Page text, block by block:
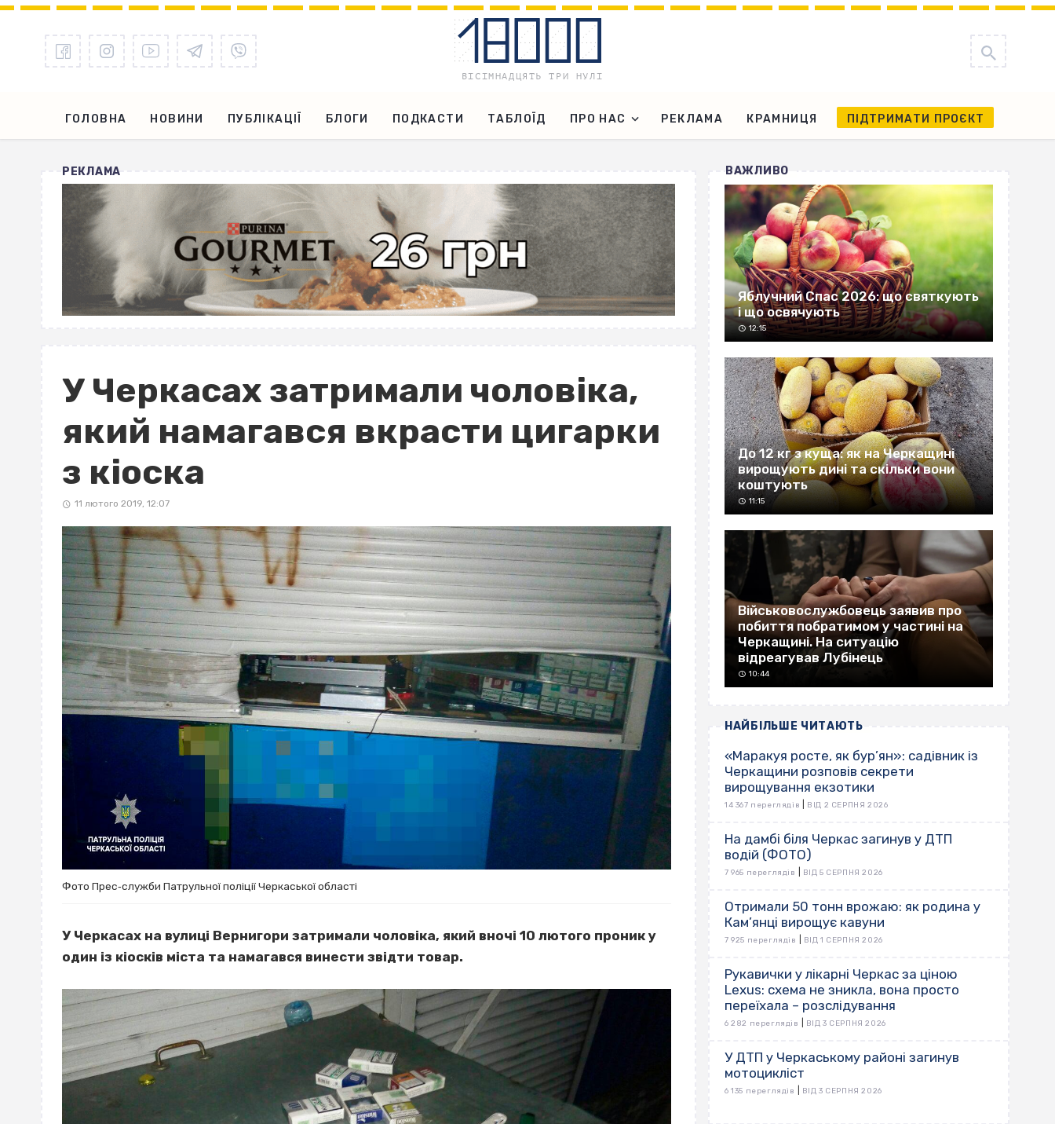
ГОЛОВНА НОВИНИ ПУБЛІКАЦІЇ БЛОГИ ПОДКАСТИ ТАБЛОЇД ПРО НАС РЕКЛАМА КРАМНИЦЯ ПІДТРИМАТИ ПРОЄКТ
РЕКЛАМА
У Черкасах затримали чоловіка,
який намагався вкрасти цигарки
з кіоска
11 лютого 2019, 12:07
Фото Прес‐служби Патрульної поліції Черкаської області
У Черкасах на вулиці Вернигори затримали чоловіка, який вночі 10 лютого проник у
один із кіосків міста та намагався винести звідти товар.
ВАЖЛИВО
Яблучний Спас 2026: що святкують
і що освячують
12:15
До 12 кг з куща: як на Черкащині
вирощують дині та скільки вони
коштують
11:15
Військовослужбовець заявив про
побиття побратимом у частині на
Черкащині. На ситуацію
відреагував Лубінець
10:44
НАЙБІЛЬШЕ ЧИТАЮТЬ
«Маракуя росте, як бур’ян»: садівник із
Черкащини розповів секрети
вирощування екзотики
14 367 переглядів ВІД 2 СЕРПНЯ 2026
На дамбі біля Черкас загинув у ДТП
водій (ФОТО)
7 965 переглядів ВІД 5 СЕРПНЯ 2026
Отримали 50 тонн врожаю: як родина у
Кам’янці вирощує кавуни
7 925 переглядів ВІД 1 СЕРПНЯ 2026
Рукавички у лікарні Черкас за ціною
Lexus: схема не зникла, вона просто
переїхала – розслідування
6 282 переглядів ВІД 3 СЕРПНЯ 2026
У ДТП у Черкаському районі загинув
мотоцикліст
6 135 переглядів ВІД 3 СЕРПНЯ 2026